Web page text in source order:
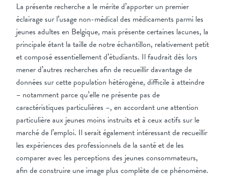
La présente recherche a le mérite d’apporter un premier
éclairage sur l’usage non-médical des médicaments parmi les
jeunes adultes en Belgique, mais présente certaines lacunes, la
principale étant la taille de notre échantillon, relativement petit
et composé essentiellement d’étudiants. Il faudrait dès lors
mener d’autres recherches afin de recueillir davantage de
données sur cette population hétérogène, difficile à atteindre
– notamment parce qu’elle ne présente pas de
caractéristiques particulières –, en accordant une attention
particulière aux jeunes moins instruits et à ceux actifs sur le
marché de l’emploi. Il serait également intéressant de recueillir
les expériences des professionnels de la santé et de les
comparer avec les perceptions des jeunes consommateurs,
afin de construire une image plus complète de ce phénomène.